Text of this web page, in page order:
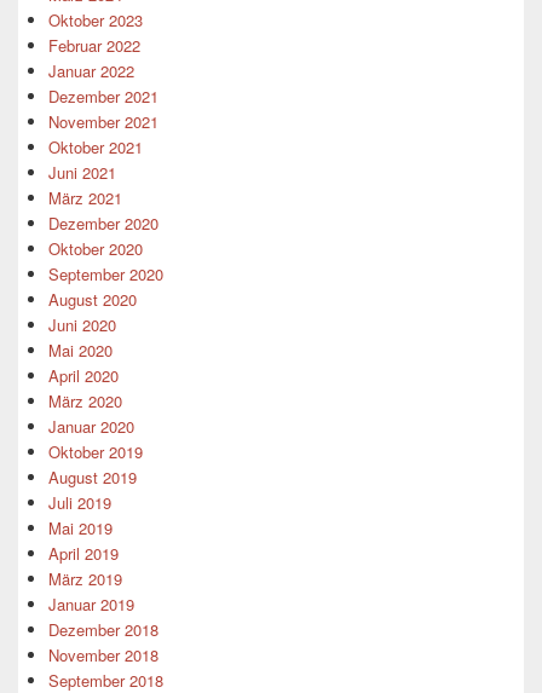
Oktober 2023
Februar 2022
Januar 2022
Dezember 2021
November 2021
Oktober 2021
Juni 2021
März 2021
Dezember 2020
Oktober 2020
September 2020
August 2020
Juni 2020
Mai 2020
April 2020
März 2020
Januar 2020
Oktober 2019
August 2019
Juli 2019
Mai 2019
April 2019
März 2019
Januar 2019
Dezember 2018
November 2018
September 2018